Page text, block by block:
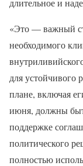
длительное и
«Это — важный
необходимого
для устойчивого
плане, включая
июня, должны
поддержке
политического
полностью